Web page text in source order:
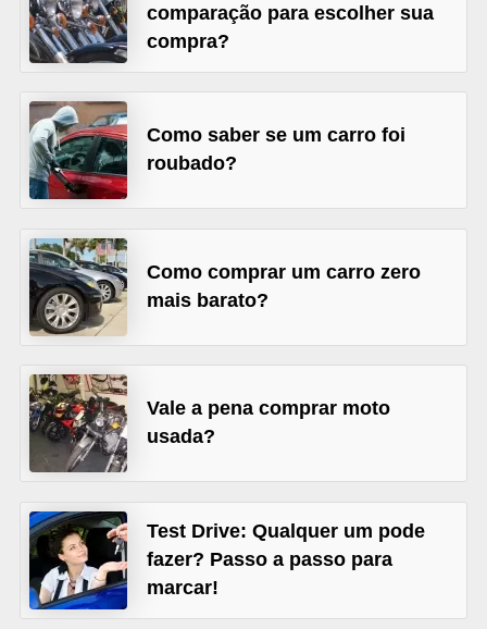
comparação para escolher sua
compra?
Como saber se um carro foi
roubado?
Como comprar um carro zero
mais barato?
Vale a pena comprar moto
usada?
Test Drive: Qualquer um pode
fazer? Passo a passo para
marcar!
v
e
c
u
l
s
B
i
i
c
l
t
a
s